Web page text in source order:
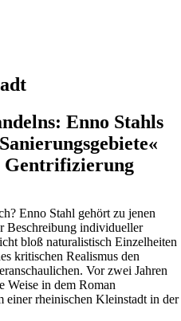
Enno Stahls
Gentrifizierung
Enno Stahl gehört zu jenen
Beschreibung individueller
bloß naturalistisch Einzelheiten
kritischen Realismus den
Vor zwei Jahren
Weise in dem Roman
einer rheinischen Kleinstadt in der